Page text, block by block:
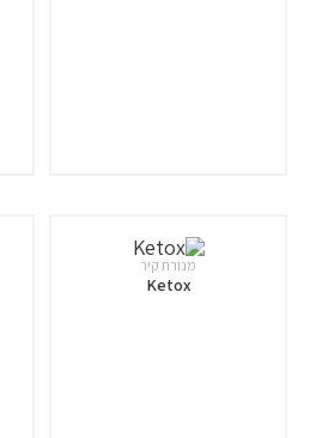
מנורת קיר
Ketox